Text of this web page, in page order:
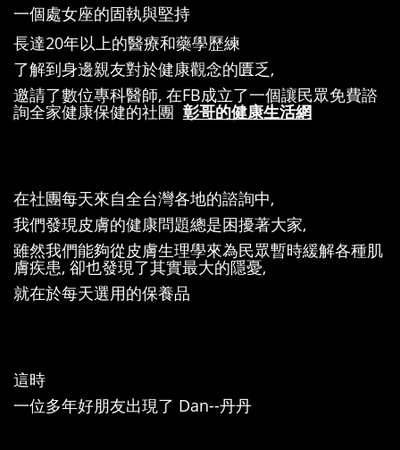
一個處女座的固執與堅持
長達20年以上的醫療和藥學歷練
了解到身邊親友對於健康觀念的匱乏,
邀請了數位專科醫師, 在FB成立了一個讓民眾免費諮
詢全家健康保健的社團 彰哥的健康生活網
在社團每天來自全台灣各地的諮詢中,
我們發現皮膚的健康問題總是困擾著大家,
雖然我們能夠從皮膚生理學來為民眾暫時緩解各種肌
膚疾患, 卻也發現了其實最大的隱憂,
就在於每天選用的保養品
這時
一位多年好朋友出現了 Dan--丹丹